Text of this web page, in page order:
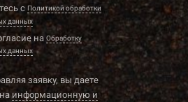
с Политикой обработки
данных
на Обработку
данных
заявку, вы даете
информационную и